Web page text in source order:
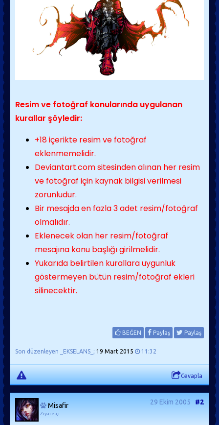
Resim ve fotoğraf konularında uygulanan
kurallar şöyledir:
+18 içerikte resim ve fotoğraf
eklenmemelidir.
Deviantart.com sitesinden alınan her resim
ve fotoğraf için kaynak bilgisi verilmesi
zorunludur.
Bir mesajda en fazla 3 adet resim/fotoğraf
olmalıdır.
Eklenecek olan her resim/fotoğraf
mesajına konu başlığı girilmelidir.
Yukarıda belirtilen kurallara uygunluk
göstermeyen bütün resim/fotoğraf ekleri
silinecektir.
BEĞEN Paylaş Paylaş
Son düzenleyen _EKSELANS_; 19 Mart 2015 11:32
Cevapla
Misafir
Ziyaretçi
29 Ekim 2005 #2